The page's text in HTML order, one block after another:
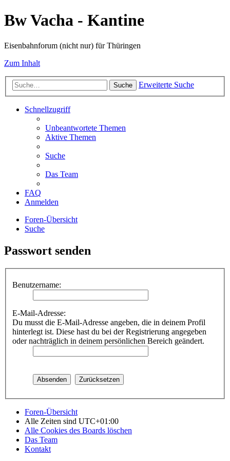
Bw Vacha - Kantine
Eisenbahnforum (nicht nur) für Thüringen
Zum Inhalt
Suche Erweiterte Suche
Schnellzugriff
Unbeantwortete Themen
Aktive Themen
Suche
Das Team
FAQ
Anmelden
Foren-Übersicht
Suche
Passwort senden
Benutzername:
E-Mail-Adresse:
Du musst die E-Mail-Adresse angeben, die in deinem Profil
hinterlegt ist. Diese hast du bei der Registrierung angegeben
oder nachträglich in deinem persönlichen Bereich geändert.
Foren-Übersicht
Alle Zeiten sind UTC+01:00
Alle Cookies des Boards löschen
Das Team
Kontakt